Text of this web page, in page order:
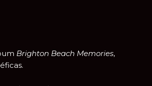
Brighton Beach Memories,